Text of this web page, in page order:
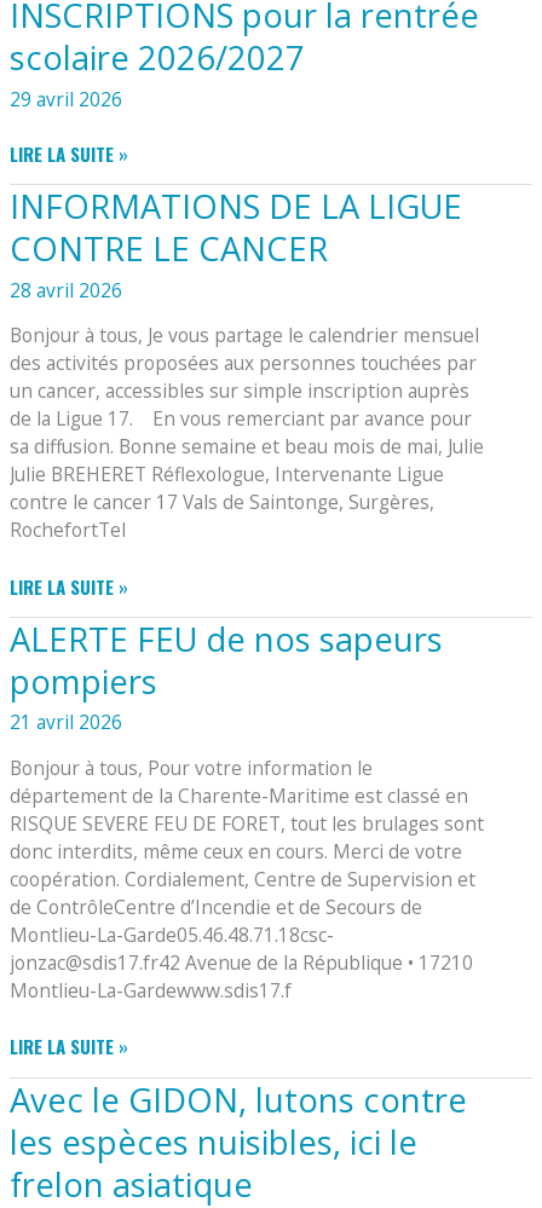
DE
COMMUNES
ET
LES
D’URBANISME
INSCRIPTIONS pour la rentrée
scolaire 2026/2027
29 avril 2026
INSCRIPTIONS
POUR
LA
RENTRÉE
SCOLAIRE
2026/2027
LIRE LA SUITE »
INFORMATIONS DE LA LIGUE
CONTRE LE CANCER
28 avril 2026
Bonjour à tous, Je vous partage le calendrier mensuel
des activités proposées aux personnes touchées par
un cancer, accessibles sur simple inscription auprès
de la Ligue 17. En vous remerciant par avance pour
sa diffusion. Bonne semaine et beau mois de mai, Julie
Julie BREHERET Réflexologue, Intervenante Ligue
contre le cancer 17 Vals de Saintonge, Surgères,
RochefortTel
INFORMATIONS
DE
LA
CONTRE
LE
LIRE LA SUITE »
ALERTE FEU de nos sapeurs
pompiers
21 avril 2026
Bonjour à tous, Pour votre information le
département de la Charente-Maritime est classé en
RISQUE SEVERE FEU DE FORET, tout les brulages sont
donc interdits, même ceux en cours. Merci de votre
coopération. Cordialement, Centre de Supervision et
de ContrôleCentre d’Incendie et de Secours de
Montlieu-La-Garde05.46.48.71.18csc-
jonzac@sdis17.fr42 Avenue de la République • 17210
Montlieu-La-Gardewww.sdis17.f
ALERTE
FEU
DE
NOS
SAPEURS
POMPIERS
LIRE LA SUITE »
Avec le GIDON, lutons contre
les espèces nuisibles, ici le
frelon asiatique